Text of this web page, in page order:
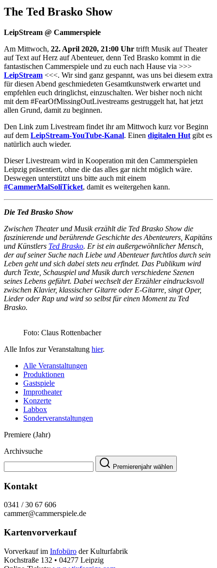
The Ted Brasko Show
LeipStream @ Cammerspiele
Am Mittwoch, 22. April 2020, 21:00 Uhr trifft Musik auf Theater
auf Text auf Herz auf Abenteuer, denn Ted Brasko kommt in die
fantastischen Cammerspiele und zu euch nach Hause via >>>
LeipStream <<<. Wir sind ganz gespannt, was uns bei diesem extra
für diesen Abend geschmiedeten Gesamtkunstwerk erwartet und
empfehlen euch dringlichst, einzuschalten. Wer bisher noch nicht
mit dem #FearOfMissingOutLivestreams gestruggelt hat, hat jetzt
allen Grund, damit zu beginnen.
Den Link zum Livestream findet ihr am Mittwoch kurz vor Beginn
auf dem LeipStream-YouTube-Kanal. Einen digitalen Hut gibt es
natürlich auch wieder.
Dieser Livestream wird in Kooperation mit den Cammerspielen
Leipzig präsentiert, ohne die das alles gar nicht möglich wäre.
Deswegen unterstützt uns bitte auch mit einem
#CammerMalSoliTicket, damit es weitergehen kann.
Die Ted Brasko Show
Zwischen Theater und Musik erzählt die Ted Brasko Show die
faszinierende und berührende Geschichte des Abenteurers, Kapitäns
und Künstlers Ted Brasko. Er ist ein außergewöhnlicher Mensch,
der auf seiner Suche nach Liebe und Abenteuer furchtlos durch sein
Leben geht und sich dabei stets neu erfindet. Das Publikum wird
durch Texte, Schauspiel und Musik durch verschiedene Szenen
seines Lebens geführt. Dabei wechselt der Erzähler eindrucksvoll
zwischen Klavier, klassischer Gitarre oder E-Gitarre, singt Oper,
Lieder oder Rap und wird so selbst für einen Moment zu Ted
Brasko.
Foto: Claus Rottenbacher
Alle Infos zur Veranstaltung hier.
Alle Veranstaltungen
Produktionen
Gastspiele
Improtheater
Konzerte
Labbox
Sonderveranstaltungen
Premiere (Jahr)
Archivsuche
Premierenjahr wählen
Kontakt
0341 / 30 67 606
cammer@cammerspiele.de
Kartenvorverkauf
Vorverkauf im Infobüro der Kulturfabrik
Kochstraße 132 • 04277 Leipzig